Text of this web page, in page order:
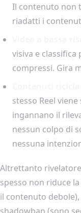
Il contenuto non
riadatti i
visiva e
compressi. Gira
stesso Reel
ingannano il
nessun colpo di
nessuna
Altrettanto
spesso non riduce
il contenuto